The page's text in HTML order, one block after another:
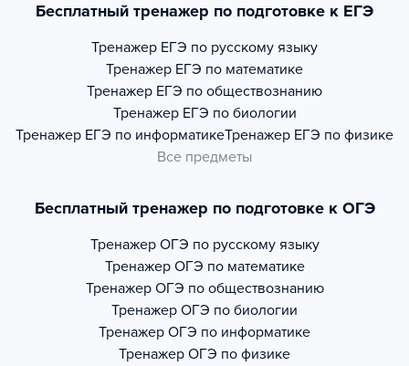
Бесплатный тренажер по подготовке к ЕГЭ
Тренажер ЕГЭ по русскому языку
Тренажер ЕГЭ по математике
Тренажер ЕГЭ по обществознанию
Тренажер ЕГЭ по биологии
Тренажер ЕГЭ по информатикеТренажер ЕГЭ по физике
Все предметы
Бесплатный тренажер по подготовке к ОГЭ
Тренажер ОГЭ по русскому языку
Тренажер ОГЭ по математике
Тренажер ОГЭ по обществознанию
Тренажер ОГЭ по биологии
Тренажер ОГЭ по информатике
Тренажер ОГЭ по физике